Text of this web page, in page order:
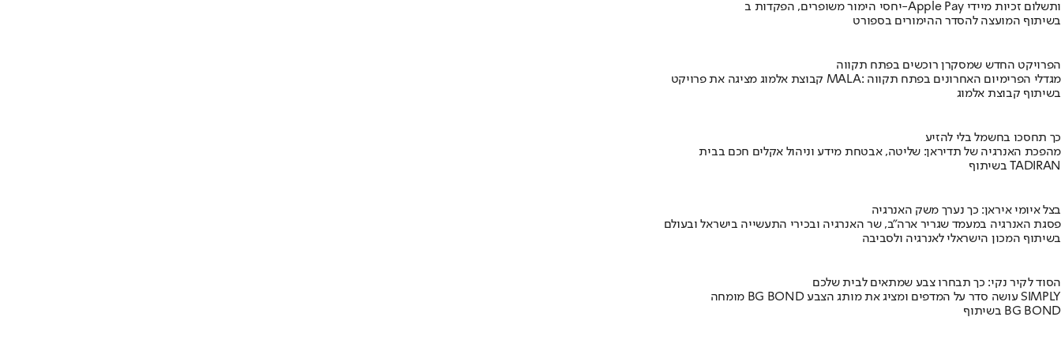
יחסי הימור משופרים, הפקדות ב-Apple Pay ותשלום זכיות מיידי
בשיתוף המועצה להסדר ההימורים בספורט
הפרויקט החדש שמסקרן רוכשים בפתח תקווה
קבוצת אלמוג מציגה את פרויקט MALA: מגדלי הפרימיום האחרונים בפתח תקווה
בשיתוף קבוצת אלמוג
כך תחסכו בחשמל בלי להזיע
מהפכת האנרגיה של תדיראן: שליטה, אבטחת מידע וניהול אקלים חכם בבית
בשיתוף TADIRAN
בצל איומי איראן: כך נערך משק האנרגיה
פסגת האנרגיה במעמד שגריר ארה"ב, שר האנרגיה ובכירי התעשייה בישראל ובעולם
בשיתוף המכון הישראלי לאנרגיה ולסביבה
הסוד לקיר נקי: כך תבחרו צבע שמתאים לבית שלכם
מומחה BG BOND עושה סדר על המדפים ומציג את מותג הצבע SIMPLY
בשיתוף BG BOND